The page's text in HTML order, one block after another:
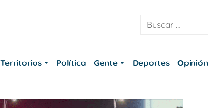
Territorios Política Gente Deportes Opinión